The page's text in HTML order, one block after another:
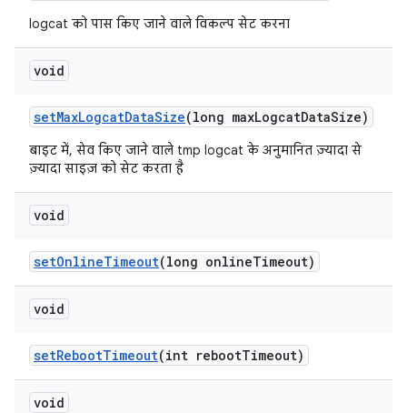
logcat को पास किए जाने वाले विकल्प सेट करना
void
setMaxLogcatDataSize(long maxLogcatDataSize)
बाइट में, सेव किए जाने वाले tmp logcat के अनुमानित ज़्यादा से
ज़्यादा साइज़ को सेट करता है
void
setOnlineTimeout(long onlineTimeout)
void
setRebootTimeout(int rebootTimeout)
void